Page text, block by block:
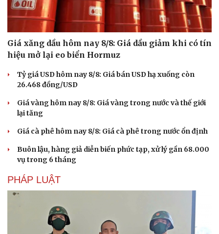
Giá xăng dầu hôm nay 8/8: Giá dầu giảm khi có tín
hiệu mở lại eo biển Hormuz
Tỷ giá USD hôm nay 8/8: Giá bán USD hạ xuống còn
26.468 đồng/USD
Giá vàng hôm nay 8/8: Giá vàng trong nước và thế giới
lại tăng
Giá cà phê hôm nay 8/8: Giá cà phê trong nước ổn định
Buôn lậu, hàng giả diễn biến phức tạp, xử lý gần 68.000
vụ trong 6 tháng
PHÁP LUẬT